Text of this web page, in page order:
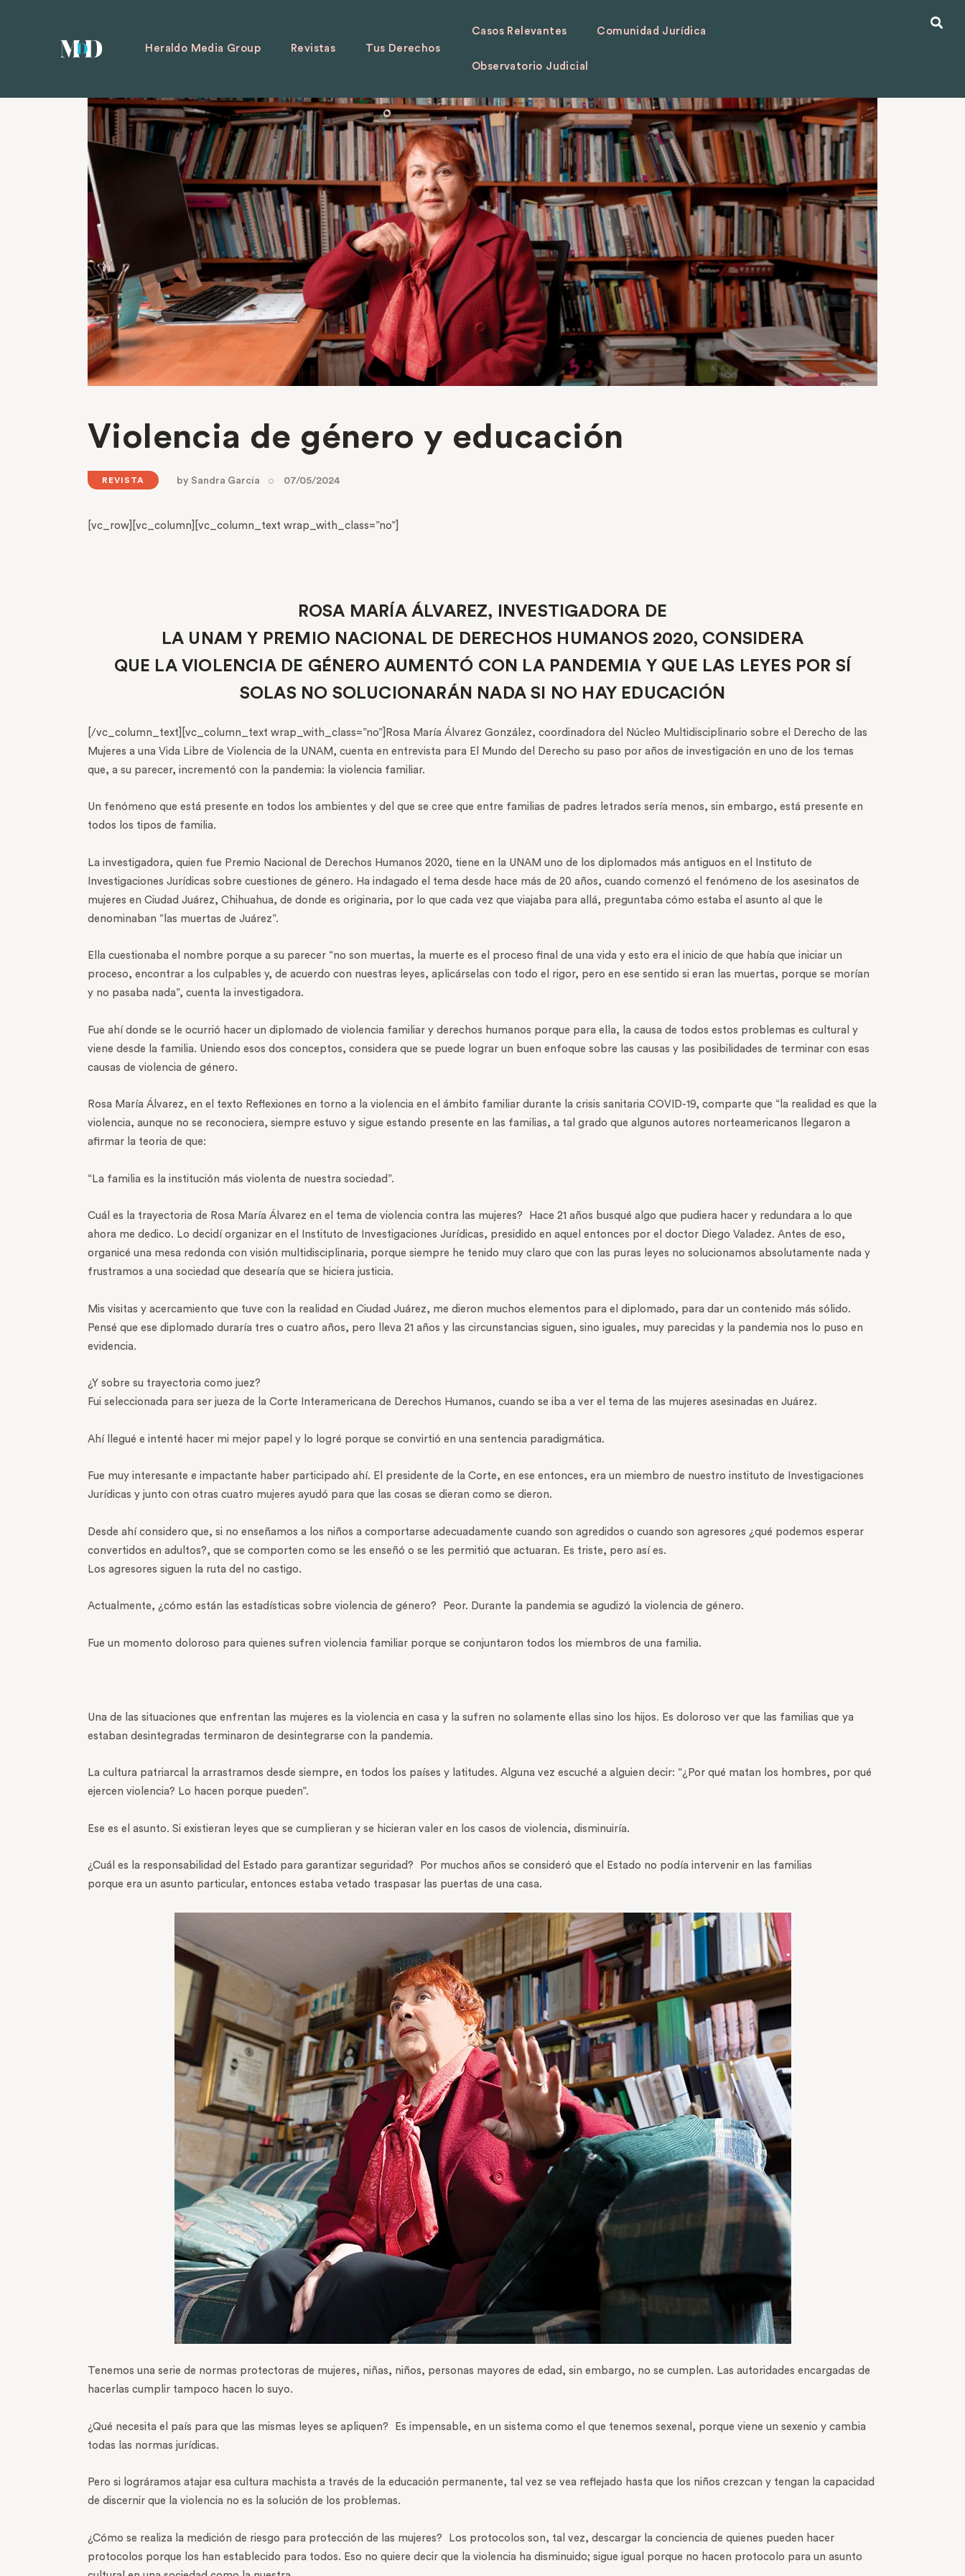
Heraldo Media Group Revistas Tus Derechos
Casos Relevantes Comunidad Jurídica
Observatorio Judicial
Violencia de género y educación
REVISTA bySandra García 07/05/2024
[vc_row][vc_column][vc_column_text wrap_with_class=”no”]
ROSA MARÍA ÁLVAREZ, INVESTIGADORA DE
LA UNAM Y PREMIO NACIONAL DE DERECHOS HUMANOS 2020, CONSIDERA
QUE LA VIOLENCIA DE GÉNERO AUMENTÓ CON LA PANDEMIA Y QUE LAS LEYES POR SÍ
SOLAS NO SOLUCIONARÁN NADA SI NO HAY EDUCACIÓN
[/vc_column_text][vc_column_text wrap_with_class=”no”]Rosa María Álvarez González, coordinadora del Núcleo Multidisciplinario sobre el Derecho de las
Mujeres a una Vida Libre de Violencia de la UNAM, cuenta en entrevista para El Mundo del Derecho su paso por años de investigación en uno de los temas
que, a su parecer, incrementó con la pandemia: la violencia familiar.
Un fenómeno que está presente en todos los ambientes y del que se cree que entre familias de padres letrados sería menos, sin embargo, está presente en
todos los tipos de familia.
La investigadora, quien fue Premio Nacional de Derechos Humanos 2020, tiene en la UNAM uno de los diplomados más antiguos en el Instituto de
Investigaciones Jurídicas sobre cuestiones de género. Ha indagado el tema desde hace más de 20 años, cuando comenzó el fenómeno de los asesinatos de
mujeres en Ciudad Juárez, Chihuahua, de donde es originaria, por lo que cada vez que viajaba para allá, preguntaba cómo estaba el asunto al que le
denominaban “las muertas de Juárez”.
Ella cuestionaba el nombre porque a su parecer “no son muertas, la muerte es el proceso final de una vida y esto era el inicio de que había que iniciar un
proceso, encontrar a los culpables y, de acuerdo con nuestras leyes, aplicárselas con todo el rigor, pero en ese sentido si eran las muertas, porque se morían
y no pasaba nada”, cuenta la investigadora.
Fue ahí donde se le ocurrió hacer un diplomado de violencia familiar y derechos humanos porque para ella, la causa de todos estos problemas es cultural y
viene desde la familia. Uniendo esos dos conceptos, considera que se puede lograr un buen enfoque sobre las causas y las posibilidades de terminar con esas
causas de violencia de género.
Rosa María Álvarez, en el texto Reflexiones en torno a la violencia en el ámbito familiar durante la crisis sanitaria COVID-19, comparte que “la realidad es que la
violencia, aunque no se reconociera, siempre estuvo y sigue estando presente en las familias, a tal grado que algunos autores norteamericanos llegaron a
afirmar la teoria de que:
“La familia es la institución más violenta de nuestra sociedad”.
Cuál es la trayectoria de Rosa María Álvarez en el tema de violencia contra las mujeres? Hace 21 años busqué algo que pudiera hacer y redundara a lo que
ahora me dedico. Lo decidí organizar en el Instituto de Investigaciones Jurídicas, presidido en aquel entonces por el doctor Diego Valadez. Antes de eso,
organicé una mesa redonda con visión multidisciplinaria, porque siempre he tenido muy claro que con las puras leyes no solucionamos absolutamente nada y
frustramos a una sociedad que desearía que se hiciera justicia.
Mis visitas y acercamiento que tuve con la realidad en Ciudad Juárez, me dieron muchos elementos para el diplomado, para dar un contenido más sólido.
Pensé que ese diplomado duraría tres o cuatro años, pero lleva 21 años y las circunstancias siguen, sino iguales, muy parecidas y la pandemia nos lo puso en
evidencia.
¿Y sobre su trayectoria como juez?
Fui seleccionada para ser jueza de la Corte Interamericana de Derechos Humanos, cuando se iba a ver el tema de las mujeres asesinadas en Juárez.
Ahí llegué e intenté hacer mi mejor papel y lo logré porque se convirtió en una sentencia paradigmática.
Fue muy interesante e impactante haber participado ahí. El presidente de la Corte, en ese entonces, era un miembro de nuestro instituto de Investigaciones
Jurídicas y junto con otras cuatro mujeres ayudó para que las cosas se dieran como se dieron.
Desde ahí considero que, si no enseñamos a los niños a comportarse adecuadamente cuando son agredidos o cuando son agresores ¿qué podemos esperar
convertidos en adultos?, que se comporten como se les enseñó o se les permitió que actuaran. Es triste, pero así es.
Los agresores siguen la ruta del no castigo.
Actualmente, ¿cómo están las estadísticas sobre violencia de género? Peor. Durante la pandemia se agudizó la violencia de género.
Fue un momento doloroso para quienes sufren violencia familiar porque se conjuntaron todos los miembros de una familia.
Una de las situaciones que enfrentan las mujeres es la violencia en casa y la sufren no solamente ellas sino los hijos. Es doloroso ver que las familias que ya
estaban desintegradas terminaron de desintegrarse con la pandemia.
La cultura patriarcal la arrastramos desde siempre, en todos los países y latitudes. Alguna vez escuché a alguien decir: “¿Por qué matan los hombres, por qué
ejercen violencia? Lo hacen porque pueden”.
Ese es el asunto. Si existieran leyes que se cumplieran y se hicieran valer en los casos de violencia, disminuiría.
¿Cuál es la responsabilidad del Estado para garantizar seguridad? Por muchos años se consideró que el Estado no podía intervenir en las familias
porque era un asunto particular, entonces estaba vetado traspasar las puertas de una casa.
Tenemos una serie de normas protectoras de mujeres, niñas, niños, personas mayores de edad, sin embargo, no se cumplen. Las autoridades encargadas de
hacerlas cumplir tampoco hacen lo suyo.
¿Qué necesita el país para que las mismas leyes se apliquen? Es impensable, en un sistema como el que tenemos sexenal, porque viene un sexenio y cambia
todas las normas jurídicas.
Pero si lográramos atajar esa cultura machista a través de la educación permanente, tal vez se vea reflejado hasta que los niños crezcan y tengan la capacidad
de discernir que la violencia no es la solución de los problemas.
¿Cómo se realiza la medición de riesgo para protección de las mujeres? Los protocolos son, tal vez, descargar la conciencia de quienes pueden hacer
protocolos porque los han establecido para todos. Eso no quiere decir que la violencia ha disminuido; sigue igual porque no hacen protocolo para un asunto